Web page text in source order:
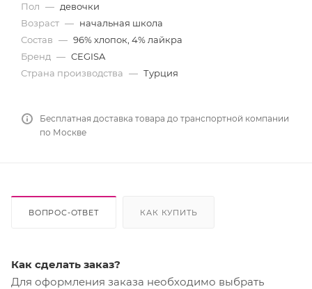
Пол — девочки
Возраст — начальная школа
Состав — 96% хлопок, 4% лайкра
Бренд — CEGISA
Страна производства — Турция
Бесплатная доставка товара до транспортной компании
по Москве
ВОПРОС-ОТВЕТ КАК КУПИТЬ
Как сделать заказ?
Для оформления заказа необходимо выбрать